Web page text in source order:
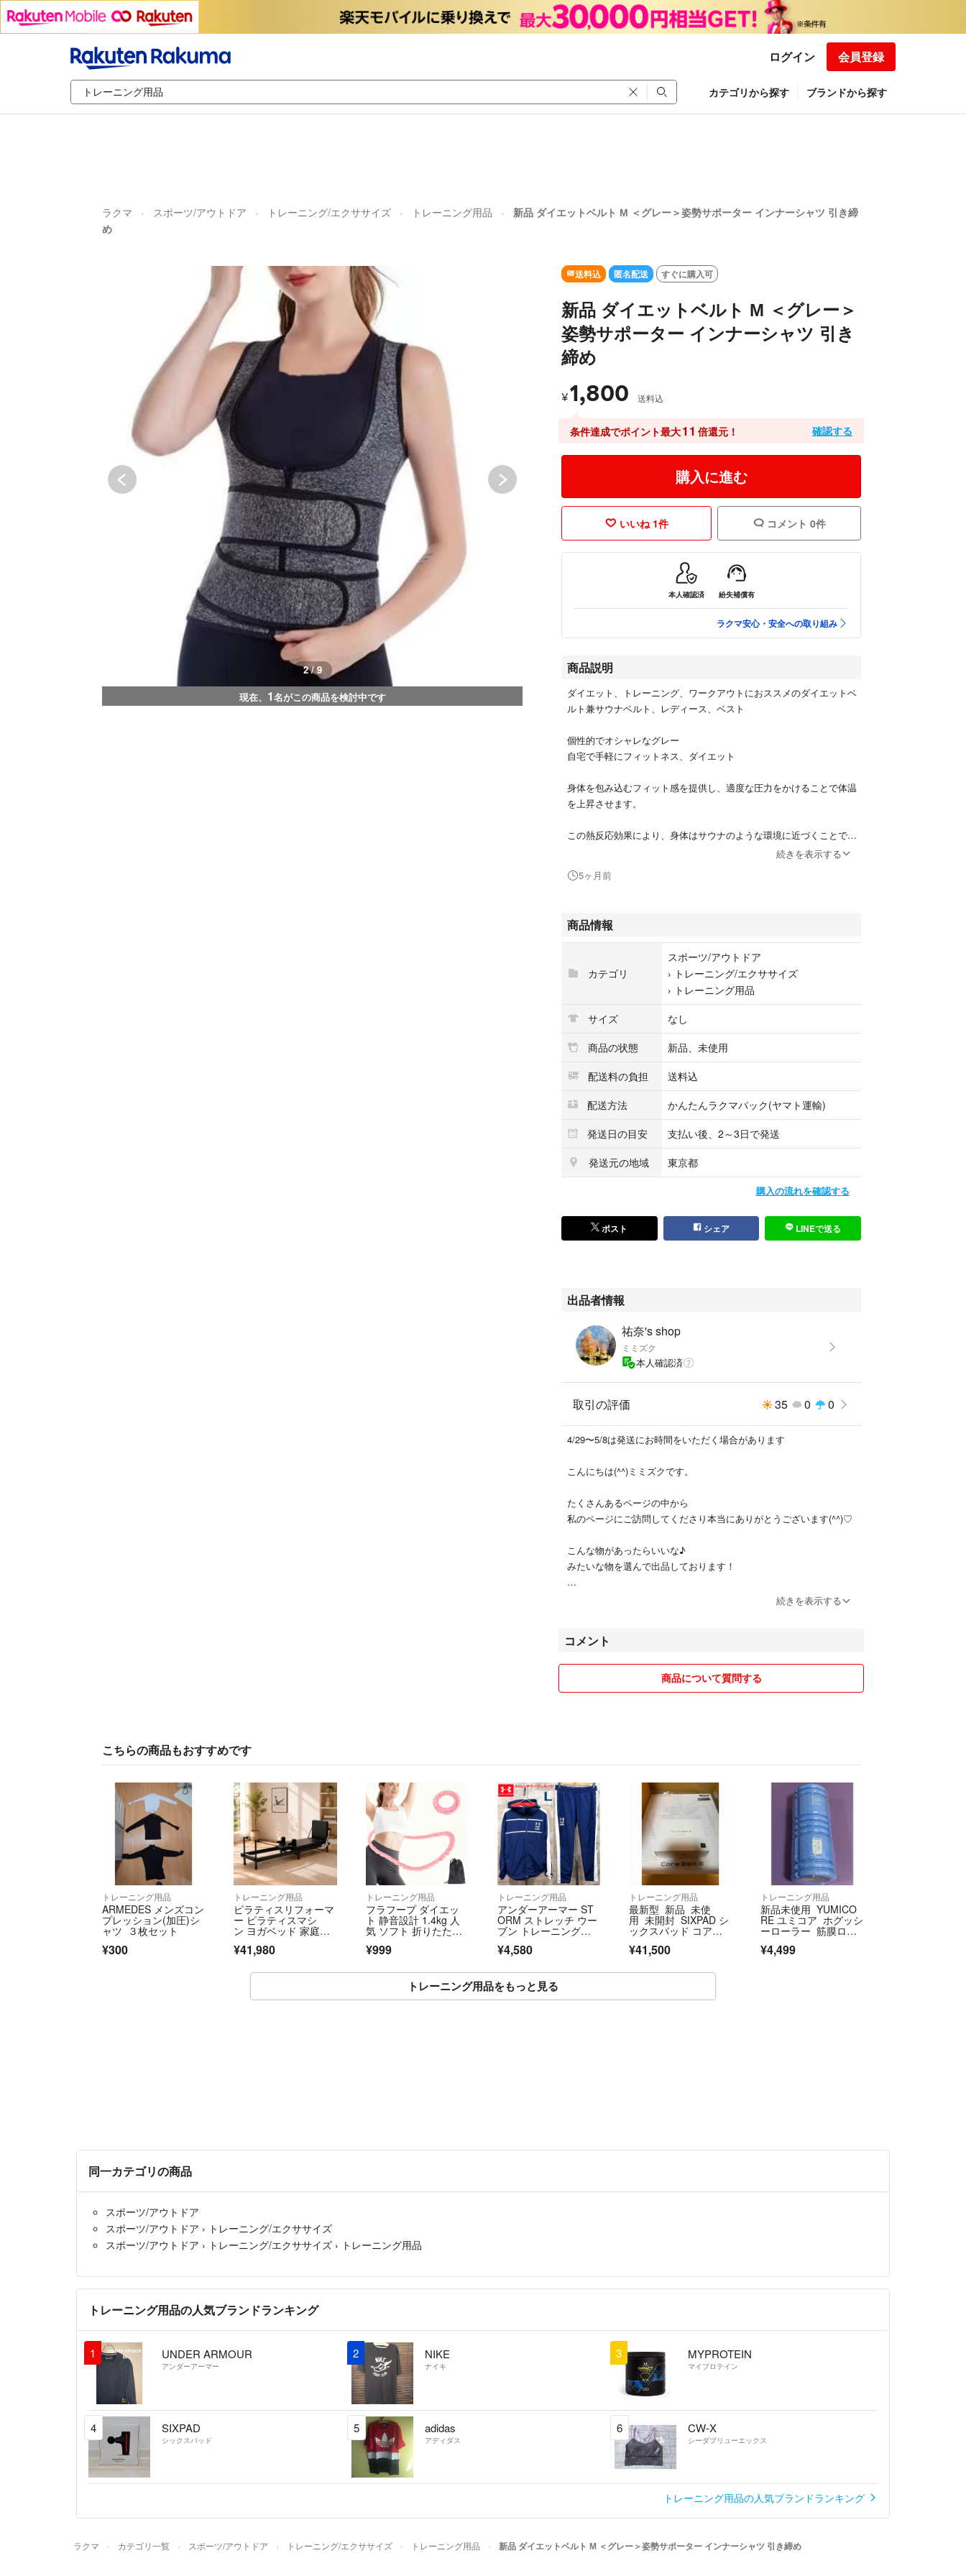
ログイン 会員登録
カテゴリから探す ブランドから探す
ラクマ スポーツ/アウトドア トレーニング/エクササイズ トレーニング用品
新品 ダイエットベルト М ＜グレー＞姿勢サポーター インナーシャツ 引き締
め
2 / 9
現在、 1名がこの商品を検討中です
送料込 匿名配送 すぐに購入可
新品 ダイエットベルト М ＜グレー＞
姿勢サポーター インナーシャツ 引き
締め
¥1,800 送料込
条件達成でポイント最大11 倍還元！ 確認する
購入に進む
いいね 1件 コメント 0件
本人確認済 紛失補償有
ラクマ安心・安全への取り組み
商品説明
ダイエット、トレーニング、ワークアウトにおススメのダイエットベ
ルト兼サウナベルト、レディース、ベスト
個性的でオシャレなグレー
自宅で手軽にフィットネス、ダイエット
身体を包み込むフィット感を提供し、適度な圧力をかけることで体温
を上昇させます。
この熱反応効果により、身体はサウナのような環境に近づくことで、
発汗を促進し、代謝を活性化させることができます。
2本のベルトで腹筋上部と下腹部で2つに分けて引き締め強化し、激し
着用してジムでの筋トレ、ヨガ、ランニングなどを行うことで発汗作
用、カロリー消費を高めます。
しっかりとベルトサポートをするので、コルセットとして腰を温め、
姿勢を楽に保ち、デスクワークや日々の作業をサポートする時にも活
着脱がスムーズにできるフロントジップ仕様で、トレーニング中の着
用にも便利なタンクトップタイプのインナーベストとして使用できま
す。
洗濯可能なストレッチ素材を使用しており、肌にダイレクト着用でも
インナーウェアの上に着用でもOKで、どちらの着用方法でも保温、代
謝アップ効果を発揮します。
■素材：ネオプレン、ポリエステル素材（ストレッチ、手洗い推奨）
■カラー：グレー
■サイズ：レディース
・2XLサイズ（胸囲：90cm、ウエスト：82cm）
ストレッチ性あり、ベルト調節可能
ダイエット 腹圧 美姿勢 燃焼 お腹痩せ 引き締め メンズ レディース カ
ロリー消費 ワークアウト ウォーキング 散歩 腹巻き 筋トレ 着圧 加
春 夏 秋 冬 オールシーズン アスリート 腹筋 シックスパック ウエス
ーム 腰痛対策 背筋強化 内臓脂肪 補正下着 姿勢矯正
健康アイテム
1815
続きを表示する
5ヶ月前
商品情報
カテゴリ
スポーツ/アウトドア
› トレーニング/エクササイズ
› トレーニング用品
サイズ
なし
商品の状態
新品、未使用
配送料の負担
送料込
配送方法
かんたんラクマパック(ヤマト運輸)
発送日の目安
支払い後、2～3日で発送
発送元の地域
東京都
購入の流れを確認する
ポスト シェア LINEで送る
出品者情報
祐奈's shop
ミミズク
本人確認済
取引の評価 35 0 0
4/29〜5/8は発送にお時間をいただく場合があります
こんにちは(^^)ミミズクです。
たくさんあるページの中から
私のページにご訪問してくださり本当にありがとうございます(^^)♡
こんな物があったらいいな♪
みたいな物を選んで出品しております！
※購入に関しまして※
・即購入も可能でございます。
・コメント不要でございます。
・基本お値引き致しかねます。
お願い申し上げます。
●出品商品は全て送料込み・税込みと
なっております
ご気軽に観覧の上、少しでも気になりましたら
【いいね！】やお声掛け下さい。
原則、初期不良等が無い限りご購入後の返品はお受けしかねます。
また、受け取り後３日以上経過した場合はいかなる場合でも返品対応
は致しかねますので
続きを表示する
コメント
商品について質問する
こちらの商品もおすすめです
トレーニング用品
ARMEDES メンズコン
プレッション(加圧)シ
ャツ ３枚セット
¥300
トレーニング用品
ピラティスリフォーマ
ー ピラティスマシ
ン ヨガベッド 家庭
ター 静音プーリー 15
¥41,980
トレーニング用品
フラフープ ダイエッ
ト 静音設計 1.4kg 人
気 ソフト 折りたたみ
¥999
トレーニング用品
アンダーアーマー ST
ORM ストレッチ ウー
ブン トレーニングス
プ L メンズ ウインド
¥4,580
トレーニング用品
最新型 新品 未使
用 未開封 SIXPAD シ
ックスパッド コアベ
ルシート不要 corebelt
¥41,500
トレーニング用品
新品未使用 YUMICO
RE ユミコア ホグッシ
ーローラー 筋膜ロー
¥4,499
トレーニング用品をもっと見る
同一カテゴリの商品
スポーツ/アウトドア
スポーツ/アウトドア › トレーニング/エクササイズ
スポーツ/アウトドア › トレーニング/エクササイズ › トレーニング用品
トレーニング用品の人気ブランドランキング
1 UNDER ARMOUR
アンダーアーマー
2 NIKE
ナイキ
3 MYPROTEIN
マイプロテイン
4 SIXPAD
シックスパッド
5 adidas
アディダス
6 CW-X
シーダブリューエックス
トレーニング用品の人気ブランドランキング
ラクマ カテゴリ一覧 スポーツ/アウトドア トレーニング/エクササイズ トレーニング用品 新品 ダイエットベルト М ＜グレー＞姿勢サポーター インナーシャツ 引き締め